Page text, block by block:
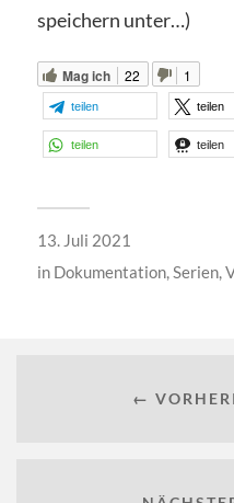
speichern unter…)
Mag ich 22 1
teilen teilen
teilen teilen
13. Juli 2021
in Dokumentation,Serien,
←